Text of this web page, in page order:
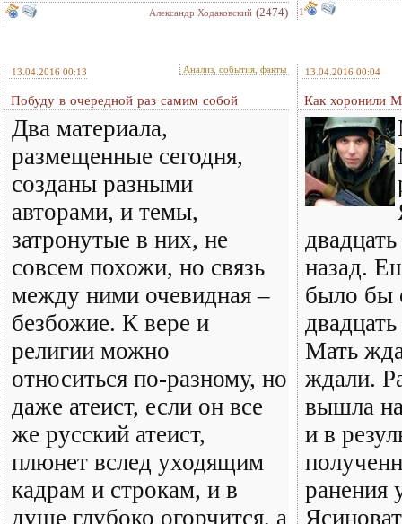
Александр Ходаковский (2474) 1
13.04.2016 00:13 Анализ, события, факты
Побуду в очередной раз самим собой
Два материала,
размещенные сегодня,
созданы разными
авторами, и темы,
затронутые в них, не
совсем похожи, но связь
между ними очевидная –
безбожие. К вере и
религии можно
относиться по-разному, но
даже атеист, если он все
же русский атеист,
плюнет вслед уходящим
кадрам и строкам, и в
душе глубоко огорчится, а
13.04.2016 00:04
Как хоронили
назад.
было бы
Мать
ждали.
вышла
и в
ранения